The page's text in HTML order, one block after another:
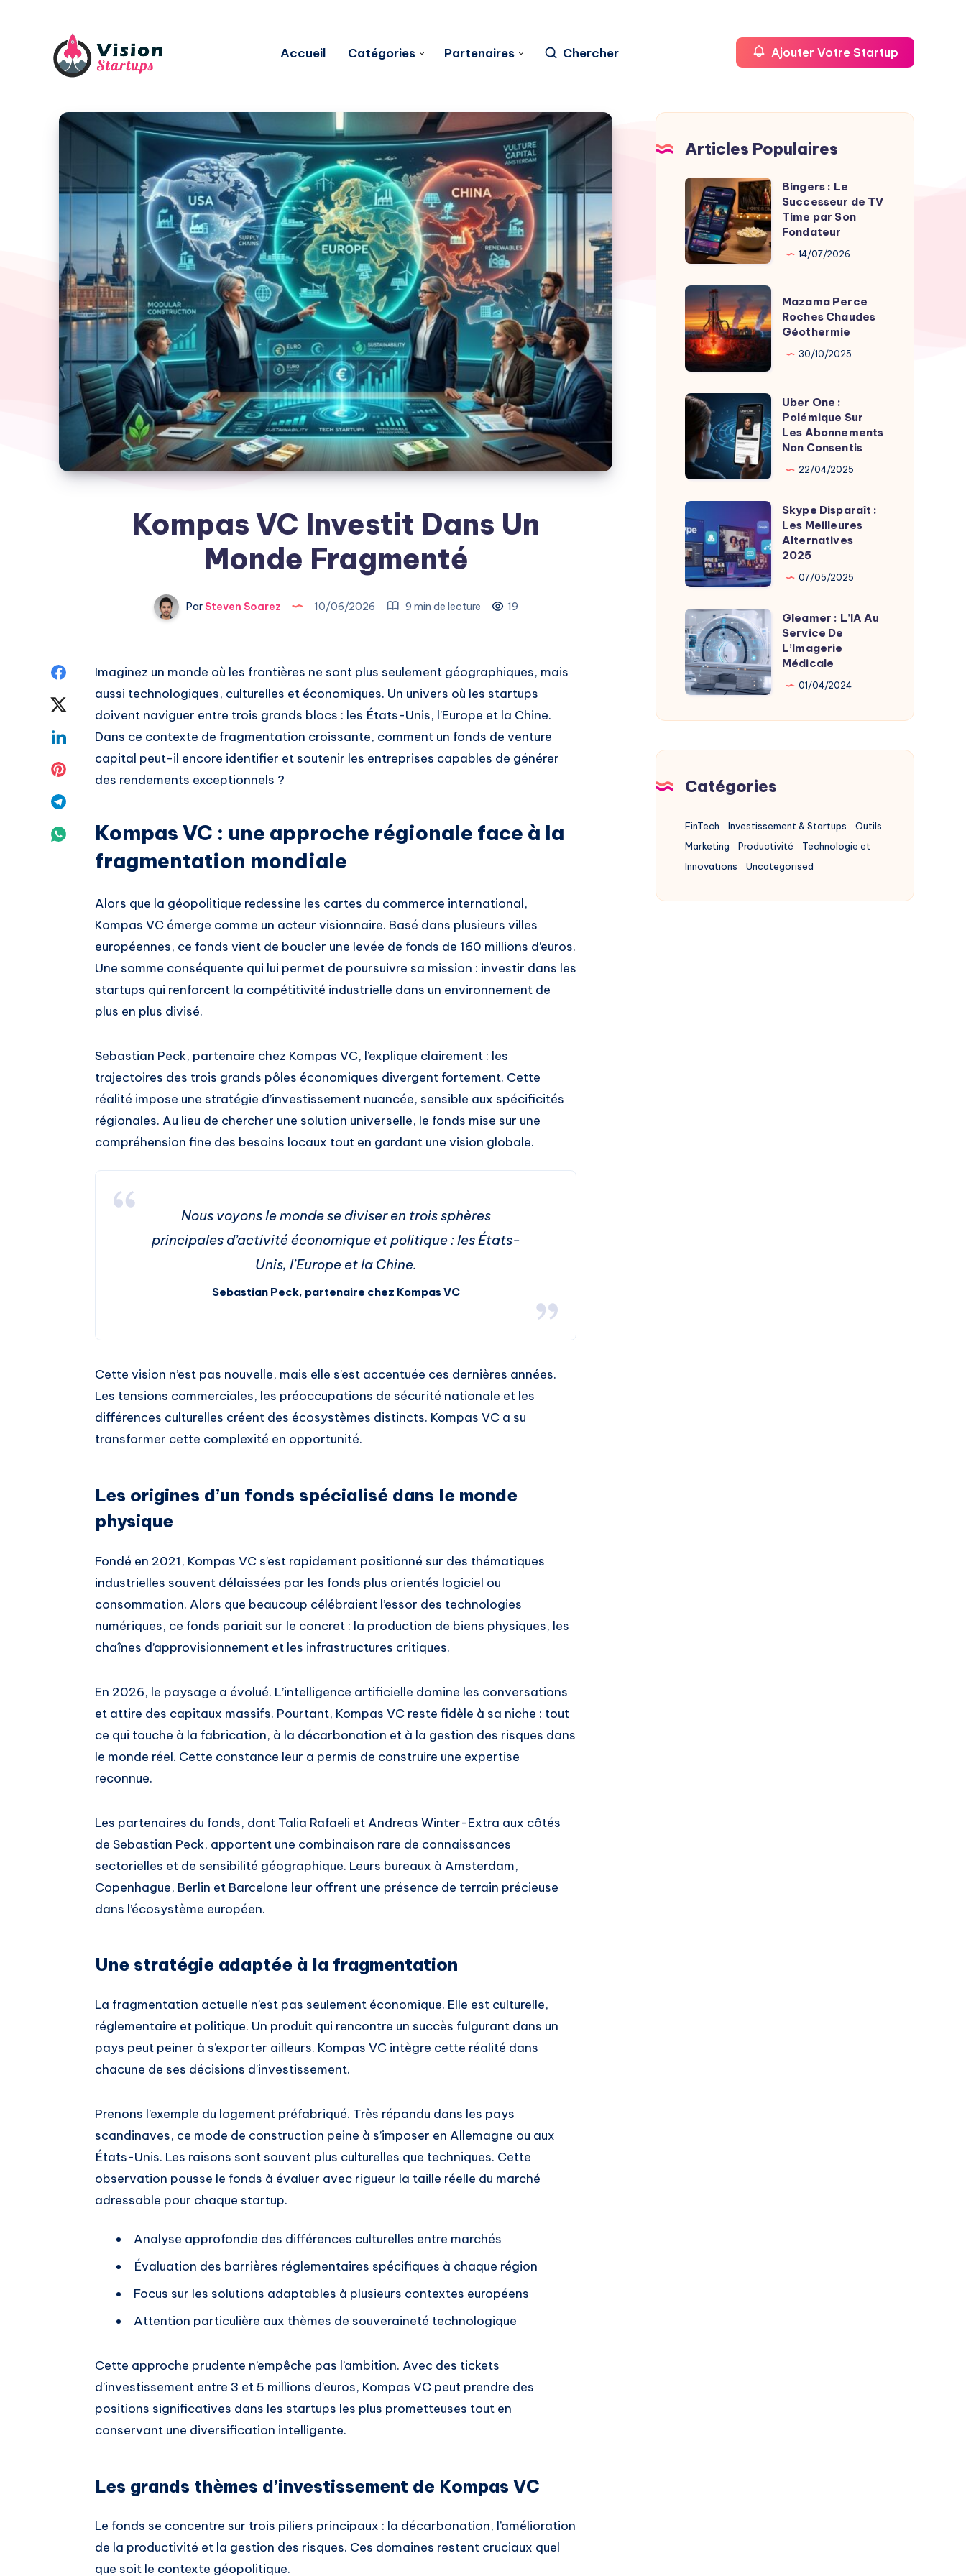
Accueil Catégories Partenaires Chercher Ajouter Votre Startup
Kompas VC Investit Dans Un
Monde Fragmenté
ParSteven Soarez 10/06/2026 9 min de lecture 19
Share
Facebook
Twitter
Share
Pinterest
Telegram
Share
Imaginez un monde où les frontières ne sont plus seulement géographiques, mais
aussi technologiques, culturelles et économiques. Un univers où les startups
doivent naviguer entre trois grands blocs : les États-Unis, l’Europe et la Chine.
Dans ce contexte de fragmentation croissante, comment un fonds de venture
capital peut-il encore identifier et soutenir les entreprises capables de générer
des rendements exceptionnels ?
Kompas VC : une approche régionale face à la
fragmentation mondiale
Alors que la géopolitique redessine les cartes du commerce international,
Kompas VC émerge comme un acteur visionnaire. Basé dans plusieurs villes
européennes, ce fonds vient de boucler une levée de fonds de 160 millions d’euros.
Une somme conséquente qui lui permet de poursuivre sa mission : investir dans les
startups qui renforcent la compétitivité industrielle dans un environnement de
plus en plus divisé.
Sebastian Peck, partenaire chez Kompas VC, l’explique clairement : les
trajectoires des trois grands pôles économiques divergent fortement. Cette
réalité impose une stratégie d’investissement nuancée, sensible aux spécificités
régionales. Au lieu de chercher une solution universelle, le fonds mise sur une
compréhension fine des besoins locaux tout en gardant une vision globale.
Nous voyons le monde se diviser en trois sphères
principales d’activité économique et politique : les États-
Unis, l’Europe et la Chine.
Sebastian Peck, partenaire chez Kompas VC
Cette vision n’est pas nouvelle, mais elle s’est accentuée ces dernières années.
Les tensions commerciales, les préoccupations de sécurité nationale et les
différences culturelles créent des écosystèmes distincts. Kompas VC a su
transformer cette complexité en opportunité.
Les origines d’un fonds spécialisé dans le monde
physique
Fondé en 2021, Kompas VC s’est rapidement positionné sur des thématiques
industrielles souvent délaissées par les fonds plus orientés logiciel ou
consommation. Alors que beaucoup célébraient l’essor des technologies
numériques, ce fonds pariait sur le concret : la production de biens physiques, les
chaînes d’approvisionnement et les infrastructures critiques.
En 2026, le paysage a évolué. L’intelligence artificielle domine les conversations
et attire des capitaux massifs. Pourtant, Kompas VC reste fidèle à sa niche : tout
ce qui touche à la fabrication, à la décarbonation et à la gestion des risques dans
le monde réel. Cette constance leur a permis de construire une expertise
reconnue.
Les partenaires du fonds, dont Talia Rafaeli et Andreas Winter-Extra aux côtés
de Sebastian Peck, apportent une combinaison rare de connaissances
sectorielles et de sensibilité géographique. Leurs bureaux à Amsterdam,
Copenhague, Berlin et Barcelone leur offrent une présence de terrain précieuse
dans l’écosystème européen.
Une stratégie adaptée à la fragmentation
La fragmentation actuelle n’est pas seulement économique. Elle est culturelle,
réglementaire et politique. Un produit qui rencontre un succès fulgurant dans un
pays peut peiner à s’exporter ailleurs. Kompas VC intègre cette réalité dans
chacune de ses décisions d’investissement.
Prenons l’exemple du logement préfabriqué. Très répandu dans les pays
scandinaves, ce mode de construction peine à s’imposer en Allemagne ou aux
États-Unis. Les raisons sont souvent plus culturelles que techniques. Cette
observation pousse le fonds à évaluer avec rigueur la taille réelle du marché
adressable pour chaque startup.
Analyse approfondie des différences culturelles entre marchés
Évaluation des barrières réglementaires spécifiques à chaque région
Focus sur les solutions adaptables à plusieurs contextes européens
Attention particulière aux thèmes de souveraineté technologique
Cette approche prudente n’empêche pas l’ambition. Avec des tickets
d’investissement entre 3 et 5 millions d’euros, Kompas VC peut prendre des
positions significatives dans les startups les plus prometteuses tout en
conservant une diversification intelligente.
Les grands thèmes d’investissement de Kompas VC
Le fonds se concentre sur trois piliers principaux : la décarbonation, l’amélioration
de la productivité et la gestion des risques. Ces domaines restent cruciaux quel
que soit le contexte géopolitique.
Articles Populaires
Bingers
Le
Successeur
de
TV
Time
par
Son
Fondateur
Bingers : Le
Successeur de TV
Time par Son
Fondateur
14/07/2026
Mazama
Perce
Roches
Chaudes
Géothermie
Mazama Perce
Roches Chaudes
Géothermie
30/10/2025
Uber
One
Polémique
Sur
Les
Abonnements
Non
Consentis
Uber One :
Polémique Sur
Les Abonnements
Non Consentis
22/04/2025
Skype
Disparaît
:
Les
Meilleures
Alternatives
2025
Skype Disparaît :
Les Meilleures
Alternatives
2025
07/05/2025
Gleamer
:
L’IA
Au
Service
De
Gleamer : L’IA Au
Service De
L’Imagerie
Médicale
01/04/2024
Catégories
FinTech Investissement & Startups
Outils
Marketing
Productivité
Technologie et
Innovations
Uncategorised